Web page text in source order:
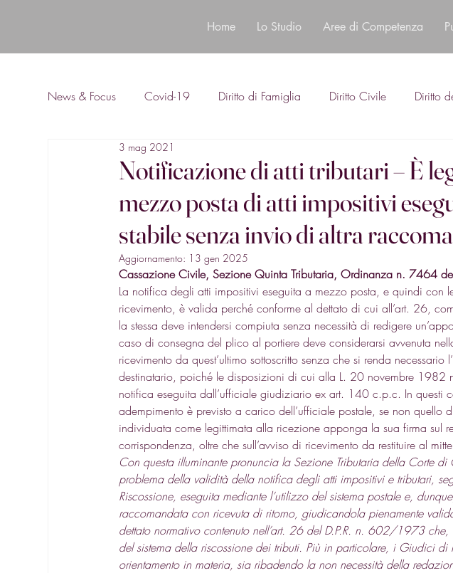
Home Lo Studio Aree di Competenza
News & Focus Covid-19 Diritto di Famiglia Diritto Civile Diritto
Diritto Bancario
Notificazione di atti tributari – È
mezzo posta di atti impositivi
stabile senza invio di altra
3 mag 2021
Aggiornamento: 13 gen 2025
Cassazione Civile, Sezione Quinta Tributaria, Ordinanza n. 7464
La notifica degli atti impositivi eseguita a mezzo posta, e quindi con
ricevimento, è valida perché conforme al dettato di cui all’art. 26,
la stessa deve intendersi compiuta senza necessità di redigere
caso di consegna del plico al portiere deve considerarsi avvenuta
ricevimento da quest’ultimo sottoscritto senza che si renda
destinatario, poiché le disposizioni di cui alla L. 20 novembre 1982
notifica eseguita dall’ufficiale giudiziario ex art. 140 c.p.c. In questi
adempimento è previsto a carico dell’ufficiale postale, se non quello
individuata come legittimata alla ricezione apponga la sua firma sul
corrispondenza, oltre che sull’avviso di ricevimento da restituire al
Con questa illuminante pronuncia la Sezione Tributaria della Corte di
problema della validità della notifica degli atti impositivi e tributari,
Riscossione, eseguita mediante l’utilizzo del sistema postale e,
raccomandata con ricevuta di ritorno, giudicandola pienamente
dettato normativo contenuto nell’art. 26 del D.P.R. n. 602/1973
del sistema della riscossione dei tributi. Più in particolare, i Giudici
orientamento in materia, sia ribadendo la non necessità della